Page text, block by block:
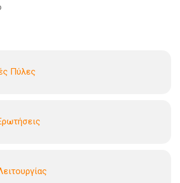
Πύλες